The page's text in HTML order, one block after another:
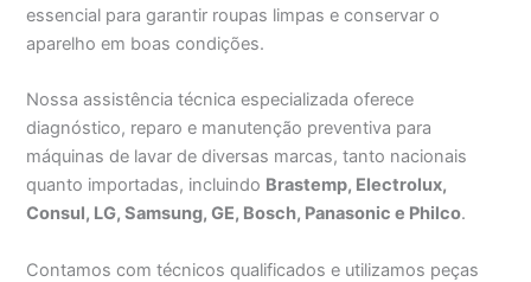
essencial para garantir roupas limpas e conservar o
aparelho em boas condições.
Nossa assistência técnica especializada oferece
diagnóstico, reparo e manutenção preventiva para
máquinas de lavar de diversas marcas, tanto nacionais
quanto importadas, incluindo Brastemp, Electrolux,
Consul, LG, Samsung, GE, Bosch, Panasonic e Philco.
Contamos com técnicos qualificados e utilizamos peças